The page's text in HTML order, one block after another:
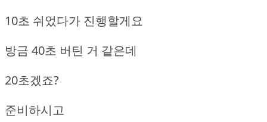
10초 쉬었다가 진행할게요
방금 40초 버틴 거 같은데
20초겠죠?
준비하시고